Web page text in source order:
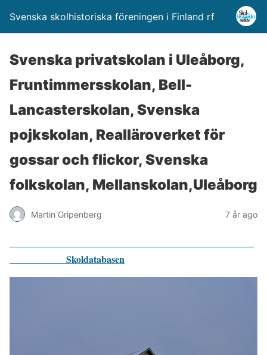
Svenska skolhistoriska föreningen i Finland rf
Svenska privatskolan i Uleåborg,
Fruntimmersskolan, Bell-
Lancasterskolan, Svenska
pojkskolan, Realläroverket för
gossar och flickor, Svenska
folkskolan, Mellanskolan,Uleåborg
Martin Gripenberg 7 år ago
Skoldatabasen